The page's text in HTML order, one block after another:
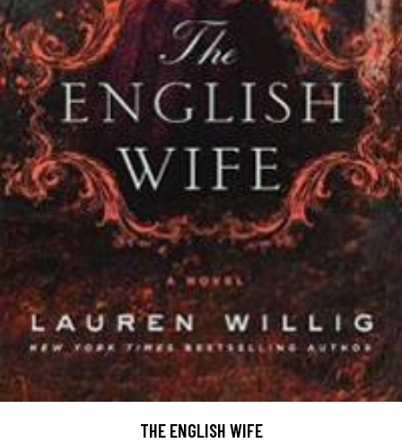
THE ENGLISH WIFE